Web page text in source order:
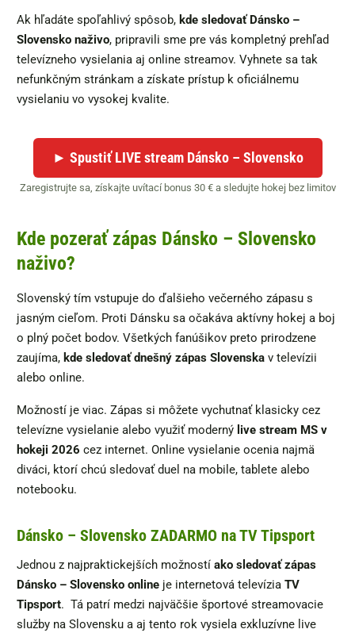
Ak hľadáte spoľahlivý spôsob, kde sledovať Dánsko –
Slovensko naživo, pripravili sme pre vás kompletný prehľad
televízneho vysielania aj online streamov. Vyhnete sa tak
nefunkčným stránkam a získate prístup k oficiálnemu
vysielaniu vo vysokej kvalite.
► Spustiť LIVE stream Dánsko – Slovensko
Zaregistrujte sa, získajte uvítací bonus 30 € a sledujte hokej bez limitov
Kde pozerať zápas Dánsko – Slovensko
naživo?
Slovenský tím vstupuje do ďalšieho večerného zápasu s
jasným cieľom. Proti Dánsku sa očakáva aktívny hokej a boj
o plný počet bodov. Všetkých fanúšikov preto prirodzene
zaujíma, kde sledovať dnešný zápas Slovenska v televízii
alebo online.
Možností je viac. Zápas si môžete vychutnať klasicky cez
televízne vysielanie alebo využiť moderný live stream MS v
hokeji 2026 cez internet. Online vysielanie ocenia najmä
diváci, ktorí chcú sledovať duel na mobile, tablete alebo
notebooku.
Dánsko – Slovensko ZADARMO na TV Tipsport
Jednou z najpraktickejších možností ako sledovať zápas
Dánsko – Slovensko online je internetová televízia TV
Tipsport. Tá patrí medzi najväčšie športové streamovacie
služby na Slovensku a aj tento rok vysiela exkluzívne live